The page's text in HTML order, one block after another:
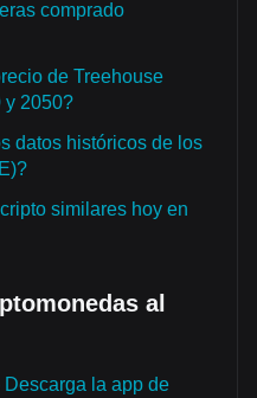
comprado
de Treehouse
y 2050?
datos históricos de los
similares hoy en
al
Descarga la app de